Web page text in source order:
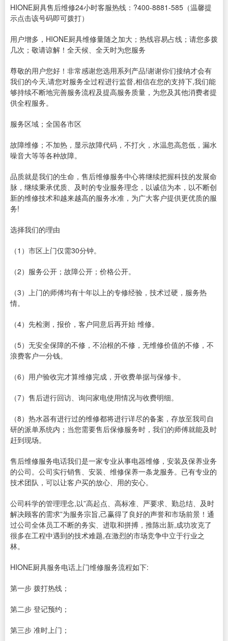
HIONE厨具售后维修24小时客服热线：?400-8881-585（温馨提
示点击该号码即可拨打）
用户增多，HIONE厨具维修量随之加大；热线容易占线；请您多拨
几次；敬请谅解！全天候、全天时为您服务
尊敬的用户您好！非常感谢您选用系列产品!谢谢你们接纳才会有
我们的今天,请您对服务全过程进行监督,相信在您的支持下,我们能
够持续不断地完善服务流程及提高服务质量，为您及其他消费者提
供全程服务。
服务区域；全国各市区
故障维修；不加热，显示故障代码，不打火，水温忽高忽低，漏水
噪音大等等各种故障。
品质就是我们的生命，售后维修服务中心将继续把握科技的发展命
脉，继续秉承优质、及时的专业服务理念，以诚信为本，以不断创
新的维修技术和越来越高的服务水准，为广大客户提供更优质的服
务!
选择我们的理由
（1）市区上门仅需30分钟。
（2）服务公开；故障公开；价格公开。
（3）上门的师傅均有十年以上的专修经验，技术过硬，服务热
情。
（4）先检测，报价，客户同意后再开始 维修。
（5）无安全保障的不修，不治根的不修，无维修价值的不修，不
浪费客户一分钱。
（6）用户验收完才算维修完成，开收费单据与保修卡。
（7）售后进行回访、询问家电使用情况与收费明细。
（8）热水器有进行过的维修都将进行详尽的备案，存放至我司自
研的派单系统内；当您需要售后保修服务时，我们的师傅就能及时
赶到现场。
售后维修服务电话我们是一家专业从事电器维修，安装及保养业务
的公司。公司实行销售、安装、维修保养一条龙服务。已有专业的
技术团队，可以让客户买的放心、用的安心。
公司科学的管理理念,以”高起点、高标准、严要求、勤总结、及时
解决顾客的需求”为服务宗旨,己赢得了良好的声誉和市场前景！通
过公司全体员工不断的务实、进取和拼搏，推陈出新,成功攻克了
很多在工程中遇到的技术难题,在激烈的市场竞争中立于行业之
林。
HIONE厨具服务电话上门维修服务流程如下:
第一步 拨打热线；
第二步 登记预约；
第三步 准时上门；